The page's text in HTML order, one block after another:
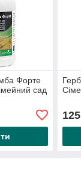
Форте
сад
125